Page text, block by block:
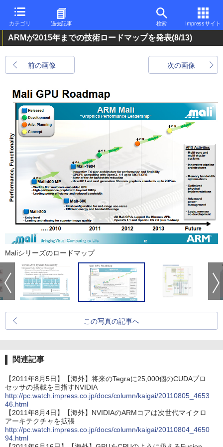
カテゴリ 過去記事 検索 Impressサイト
ARMが2015年までの技術ロードマップを発表(8/13)
前の画像 次の画像
Maliシリーズのロードマップ
この写真の記事へ
関連記事
【2011年8月5日】【海外】将来のTegraに25,000個のCUDAプロ
セッサの搭載を目指すNVIDIA
http://pc.watch.impress.co.jp/docs/column/kaigai/20110805_4653
46.html
【2011年8月4日】【海外】NVIDIAのARMコアは次世代マイクロ
アーキテクチャを拡張
http://pc.watch.impress.co.jp/docs/column/kaigai/20110804_4650
94.html